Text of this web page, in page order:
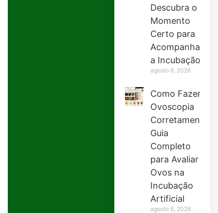
Descubra o
Momento
Certo para
Acompanhar
a Incubação
agosto 6, 2026
Como Fazer
Ovoscopia
Corretamente:
Guia
Completo
para Avaliar
Ovos na
Incubação
Artificial
agosto 6, 2026